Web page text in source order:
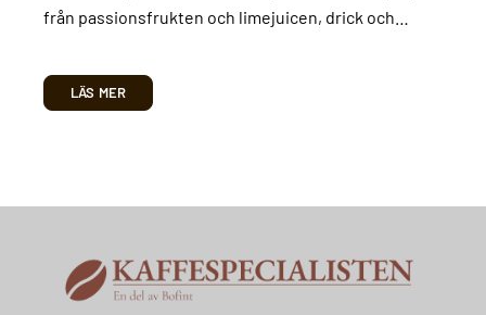
från passionsfrukten och limejuicen, drick och…
LÄS MER